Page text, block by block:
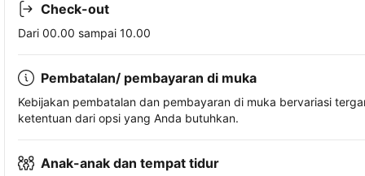
Check-out
Dari 00.00 sampai 10.00
Pembatalan/ pembayaran di muka
Kebijakan pembatalan dan pembayaran di muka bervariasi
ketentuan dari opsi yang Anda butuhkan.
Anak-anak dan tempat tidur